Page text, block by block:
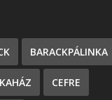
BARACKPÁLINKA
CEFRE